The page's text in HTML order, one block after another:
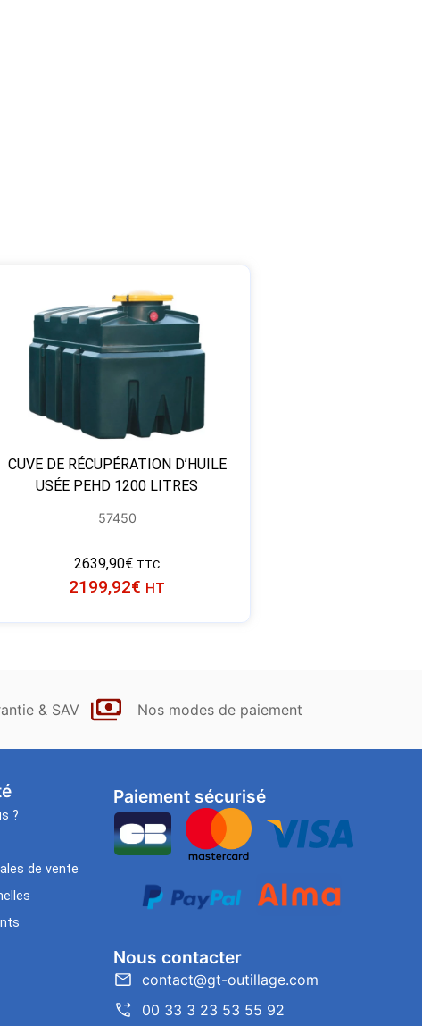
CUVE DE RÉCUPÉRATION D’HUILE
USÉE PEHD 1200 LITRES
57450
2639,90€ TTC
2199,92€ HT
& SAV Nos modes de paiement
?
de vente
Paiement sécurisé
Nous contacter
contact@gt-outillage.com
00 33 3 23 53 55 92